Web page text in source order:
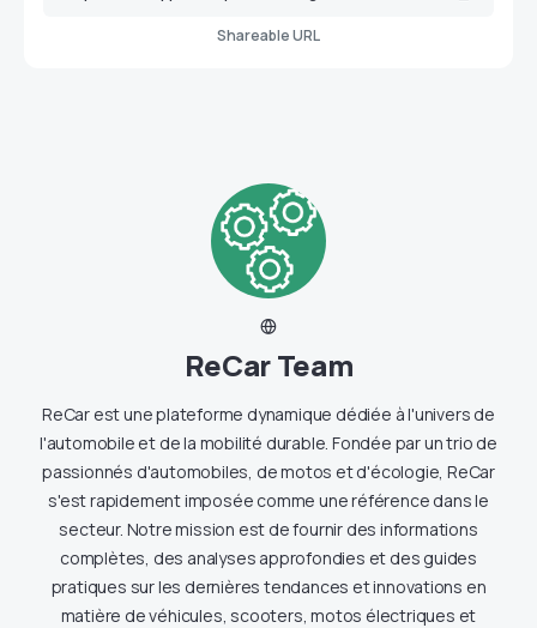
Shareable URL
ReCar Team
ReCar est une plateforme dynamique dédiée à l'univers de
l'automobile et de la mobilité durable. Fondée par un trio de
passionnés d'automobiles, de motos et d'écologie, ReCar
s'est rapidement imposée comme une référence dans le
secteur. Notre mission est de fournir des informations
complètes, des analyses approfondies et des guides
pratiques sur les dernières tendances et innovations en
matière de véhicules, scooters, motos électriques et